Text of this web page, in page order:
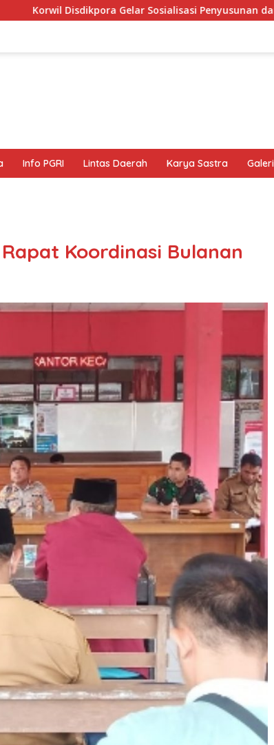
Gelar Sosialisasi Penyusunan dan Pelaksanaan KSP
Info PGRI Lintas Daerah Karya Sastra Galeri
Koordinasi Bulanan